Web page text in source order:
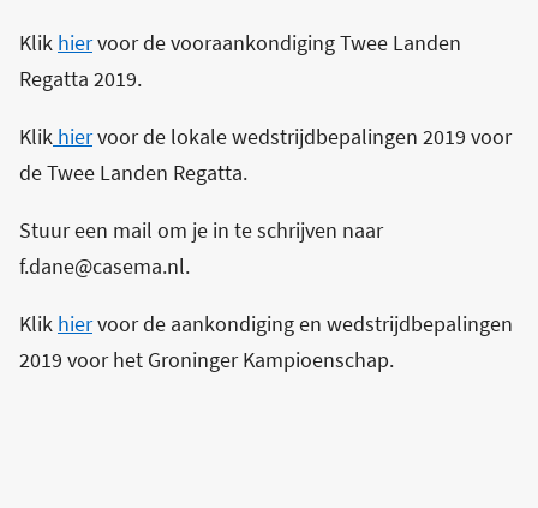
Klik hiervoor de vooraankondiging Twee Landen
Regatta 2019.
Klik hiervoor de lokale wedstrijdbepalingen 2019 voor
de Twee Landen Regatta.
Stuur een mail om je in te schrijven naar
f.dane@casema.nl.
Klik hiervoor de aankondiging en wedstrijdbepalingen
2019 voor het Groninger Kampioenschap.